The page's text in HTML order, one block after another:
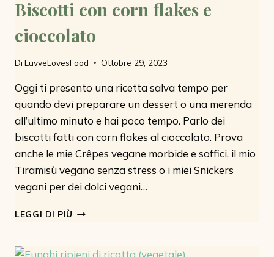
Biscotti con corn flakes e
cioccolato
Di LuvveLovesFood Ottobre 29, 2023
Oggi ti presento una ricetta salva tempo per
quando devi preparare un dessert o una merenda
all’ultimo minuto e hai poco tempo. Parlo dei
biscotti fatti con corn flakes al cioccolato. Prova
anche le mie Crêpes vegane morbide e soffici, il mio
Tiramisù vegano senza stress o i miei Snickers
vegani per dei dolci vegani…
LEGGI DI PIÙ BISCOTTI
FLAKES